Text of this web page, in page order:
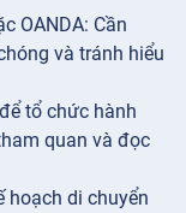
OANDA: Cần
và tránh hiểu
tổ chức hành
quan và đọc
hoạch di chuyển